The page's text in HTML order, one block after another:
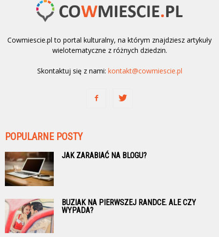
Cowmiescie.pl to portal kulturalny, na którym znajdziesz artykuły
wielotematyczne z różnych dziedzin.
Skontaktuj się z nami: kontakt@cowmiescie.pl
POPULARNE POSTY
JAK ZARABIAĆ NA BLOGU?
BUZIAK NA PIERWSZEJ RANDCE. ALE CZY
WYPADA?